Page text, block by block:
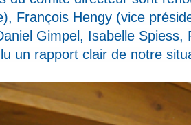
, François Hengy (vice
Gimpel, Isabelle Spiess,
un rapport clair de notre